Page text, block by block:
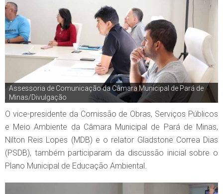
Assessoria de Comunicação da Câmara Municipal de Pará de
Minas/Divulgação
O vice-presidente da Comissão de Obras, Serviços Públicos
e Meio Ambiente da Câmara Municipal de Pará de Minas,
Nilton Reis Lopes (MDB) e o relator Gladstone Correa Dias
(PSDB), também participaram da discussão inicial sobre o
Plano Municipal de Educação Ambiental.